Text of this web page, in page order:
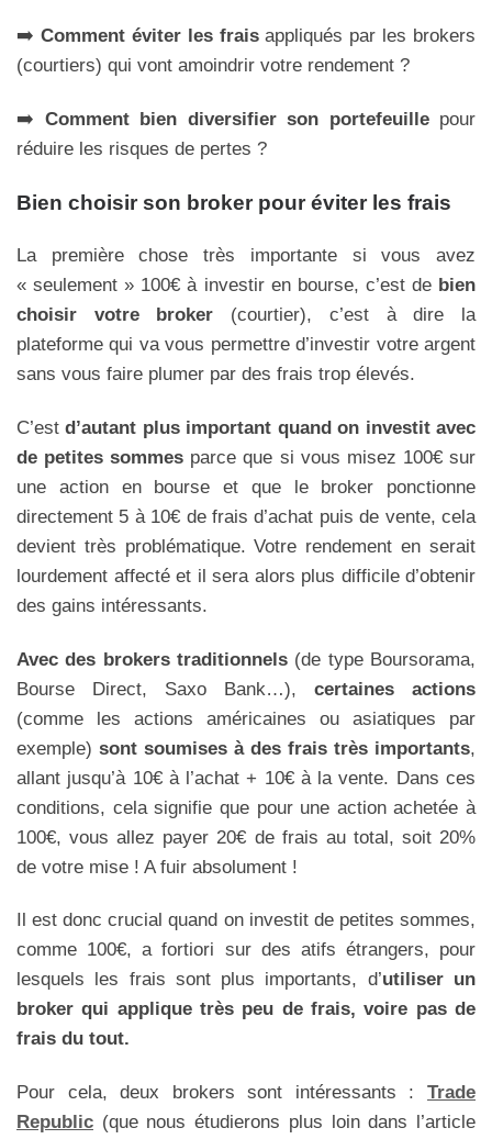
➡️ Comment éviter les fraisappliqués par les brokers
(courtiers) qui vont amoindrir votre rendement ?
➡️ Comment bien diversifier son portefeuillepour
réduire les risques de pertes ?
Bien choisir son broker pour éviter les frais
La première chose très importante si vous avez
« seulement » 100€ à investir en bourse, c’est de bien
choisir votre broker (courtier), c’est à dire la
plateforme qui va vous permettre d’investir votre argent
sans vous faire plumer par des frais trop élevés.
C’estd’autant plus important quand on investit avec
de petites sommes parce que si vous misez 100€ sur
une action en bourse et que le broker ponctionne
directement 5 à 10€ de frais d’achat puis de vente, cela
devient très problématique. Votre rendement en serait
lourdement affecté et il sera alors plus difficile d’obtenir
des gains intéressants.
Avec des brokers traditionnels (de type Boursorama,
Bourse Direct, Saxo Bank…), certaines actions
(comme les actions américaines ou asiatiques par
exemple) sont soumises à des frais très importants,
allant jusqu’à 10€ à l’achat + 10€ à la vente. Dans ces
conditions, cela signifie que pour une action achetée à
100€, vous allez payer 20€ de frais au total, soit 20%
de votre mise ! A fuir absolument !
Il est donc crucial quand on investit de petites sommes,
comme 100€, a fortiori sur des atifs étrangers, pour
lesquels les frais sont plus importants, d’utiliser un
broker qui applique très peu de frais, voire pas de
frais du tout.
Pour cela, deux brokers sont intéressants : Trade
Republic (que nous étudierons plus loin dans l’article